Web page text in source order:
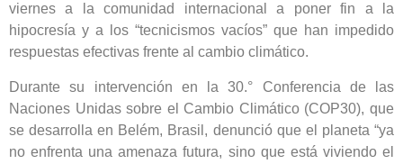
viernes a la comunidad internacional a poner fin a la
hipocresía y a los “tecnicismos vacíos” que han impedido
respuestas efectivas frente al cambio climático.
Durante su intervención en la 30.° Conferencia de las
Naciones Unidas sobre el Cambio Climático (COP30), que
se desarrolla en Belém, Brasil, denunció que el planeta “ya
no enfrenta una amenaza futura, sino que está viviendo el